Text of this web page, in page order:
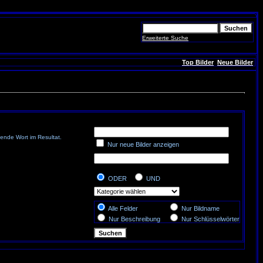
Erweiterte Suche
Top Bilder Neue Bilder
Wort im Resultat.
Nur neue Bilder anzeigen
ODER
UND
Alle Felder
Nur Bildname
Nur Beschreibung
Nur Schlüsselwörter